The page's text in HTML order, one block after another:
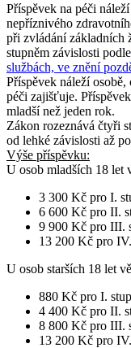
Příspěvek na péči
nepříznivého
při zvládání základních
stupněm závislosti podle
službách, ve znění
Příspěvek náleží
péči zajišťuje.
mladší než jeden rok.
Zákon rozeznává čtyři
od lehké závislosti až
Výše příspěvku:
U osob mladších 18 let
3 300 Kč pro I.
6 600 Kč pro II.
9 900 Kč pro III.
13 200 Kč pro
U osob starších 18 let
880 Kč pro I.
4 400 Kč pro II.
8 800 Kč pro III.
13 200 Kč pro